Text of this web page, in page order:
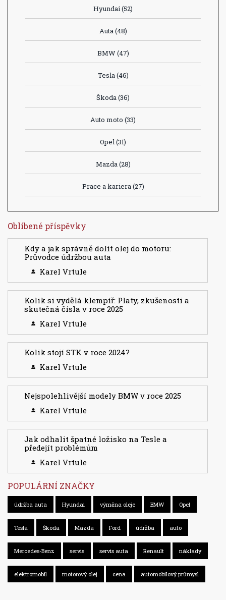
Hyundai(52)
Auta(48)
BMW (47)
Tesla(46)
Škoda(36)
Auto moto (33)
Opel(31)
Mazda(28)
Prace a kariera(27)
Oblíbené příspěvky
Kdy a jak správně dolít olej do motoru:
Průvodce údržbou auta
Karel Vrtule
Kolik si vydělá klempíř: Platy, zkušenosti a
skutečná čísla v roce 2025
Karel Vrtule
Kolik stojí STK v roce 2024?
Karel Vrtule
Nejspolehlivější modely BMW v roce 2025
Karel Vrtule
Jak odhalit špatné ložisko na Tesle a
předejít problémům
Karel Vrtule
POPULÁRNÍ ZNAČKY
údržba auta Hyundai výměna oleje BMW Opel
Tesla Škoda Mazda Ford údržba auto
Mercedes-Benz servis servis auta Renault náklady
elektromobil motorový olej cena automobilový průmysl